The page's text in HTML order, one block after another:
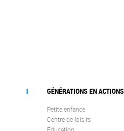
GÉNÉRATIONS EN ACTIONS
Petite enfance
Centre de loisirs